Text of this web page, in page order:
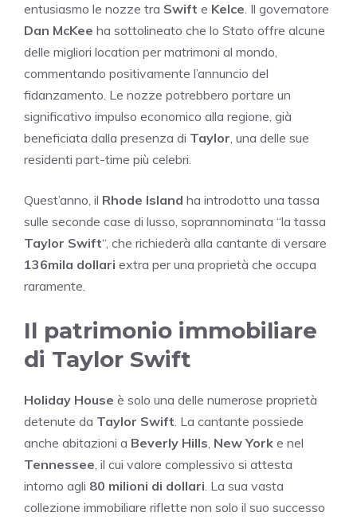
entusiasmo le nozze tra Swift e Kelce. Il governatore
Dan McKee ha sottolineato che lo Stato offre alcune
delle migliori location per matrimoni al mondo,
commentando positivamente l’annuncio del
fidanzamento. Le nozze potrebbero portare un
significativo impulso economico alla regione, già
beneficiata dalla presenza di Taylor, una delle sue
residenti part-time più celebri.
Quest’anno, il Rhode Island ha introdotto una tassa
sulle seconde case di lusso, soprannominata “la tassa
Taylor Swift“, che richiederà alla cantante di versare
136mila dollari extra per una proprietà che occupa
raramente.
Il patrimonio immobiliare
di Taylor Swift
Holiday House è solo una delle numerose proprietà
detenute da Taylor Swift. La cantante possiede
anche abitazioni a Beverly Hills, New York e nel
Tennessee, il cui valore complessivo si attesta
intorno agli 80 milioni di dollari. La sua vasta
collezione immobiliare riflette non solo il suo successo